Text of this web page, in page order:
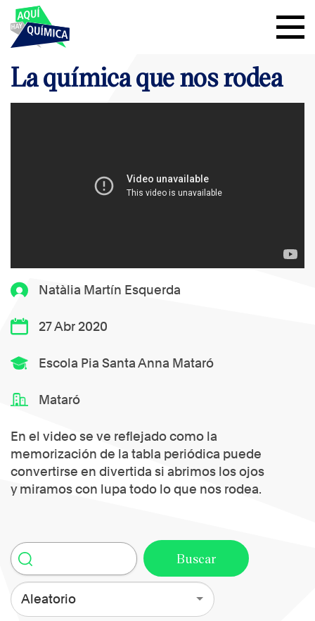
Natàlia Martín Esquerda
27 Abr 2020
Escola Pia Santa Anna Mataró
Mataró
En el video se ve reflejado como la
memorización de la tabla periódica puede
convertirse en divertida si abrimos los ojos
y miramos con lupa todo lo que nos rodea.
La química que nos rodea
Aleatorio